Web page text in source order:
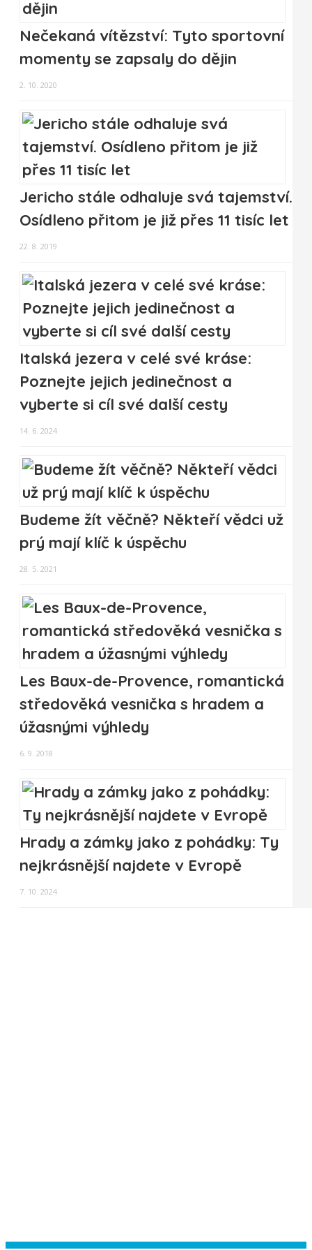
Nečekaná vítězství: Tyto sportovní
momenty se zapsaly do dějin
2. 10. 2020
Jericho stále odhaluje svá tajemství.
Osídleno přitom je již přes 11 tisíc let
22. 8. 2019
Italská jezera v celé své kráse:
Poznejte jejich jedinečnost a
vyberte si cíl své další cesty
14. 6. 2024
Budeme žít věčně? Někteří vědci už
prý mají klíč k úspěchu
28. 5. 2021
Les Baux-de-Provence, romantická
středověká vesnička s hradem a
úžasnými výhledy
6. 9. 2018
Hrady a zámky jako z pohádky: Ty
nejkrásnější najdete v Evropě
7. 10. 2024